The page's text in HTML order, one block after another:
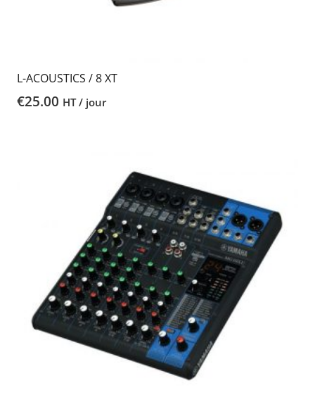
L-ACOUSTICS / 8 XT
€25.00 HT / jour